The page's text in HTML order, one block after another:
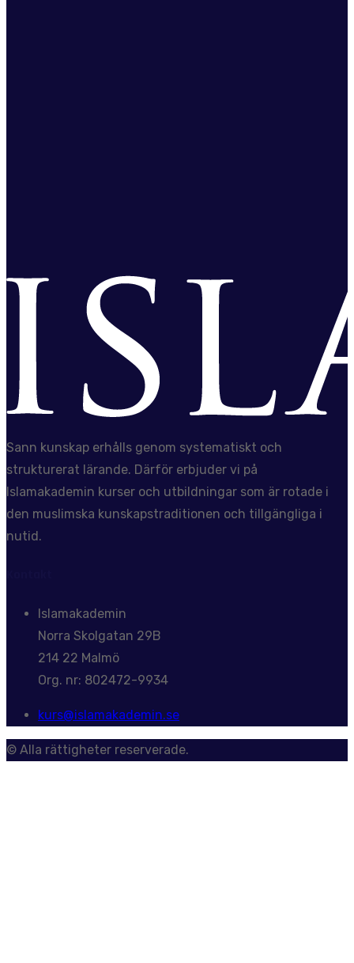
Sann kunskap erhålls genom systematiskt och
strukturerat lärande. Därför erbjuder vi på
Islamakademin kurser och utbildningar som är rotade i
den muslimska kunskapstraditionen och tillgängliga i
nutid.
Islamakademin
Norra Skolgatan 29B
214 22 Malmö
Org. nr: 802472-9934
kurs@islamakademin.se
© Alla rättigheter reserverade.